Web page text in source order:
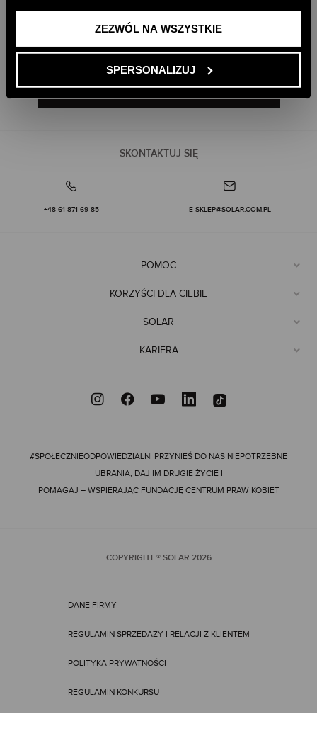
ZEZWÓL NA WSZYSTKIE
SPERSONALIZUJ
SKONTAKTUJ SIĘ
+48 61 871 69 85 E-SKLEP@SOLAR.COM.PL
DOŁĄCZ DO NEWSLETTERA
ODBIERZ 10% RABATU NA PIERWSZE ZAKUPY
DODAJ EMAIL
POMOC
KORZYŚCI DLA CIEBIE
SOLAR
KARIERA
#SPOŁECZNIEODPOWIEDZIALNI PRZYNIEŚ DO NAS NIEPOTRZEBNE
UBRANIA, DAJ IM DRUGIE ŻYCIE I
POMAGAJ – WSPIERAJĄC FUNDACJĘ CENTRUM PRAW KOBIET
COPYRIGHT ® SOLAR 2026
DANE FIRMY
REGULAMIN SPRZEDAŻY I RELACJI Z KLIENTEM
POLITYKA PRYWATNOŚCI
REGULAMIN KONKURSU